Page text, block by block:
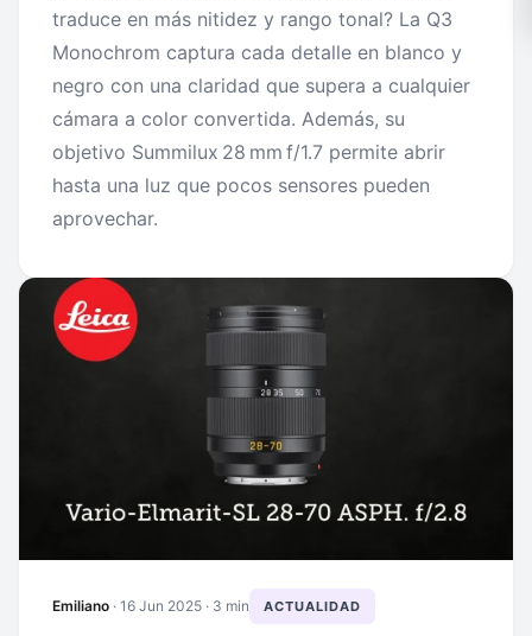
traduce en más nitidez y rango tonal? La Q3
Monochrom captura cada detalle en blanco y
negro con una claridad que supera a cualquier
cámara a color convertida. Además, su
objetivo Summilux 28 mm f/1.7 permite abrir
hasta una luz que pocos sensores pueden
aprovechar.
Emiliano · 16 Jun 2025 · 3 min ACTUALIDAD